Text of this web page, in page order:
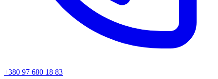
+380 97 680 18 83